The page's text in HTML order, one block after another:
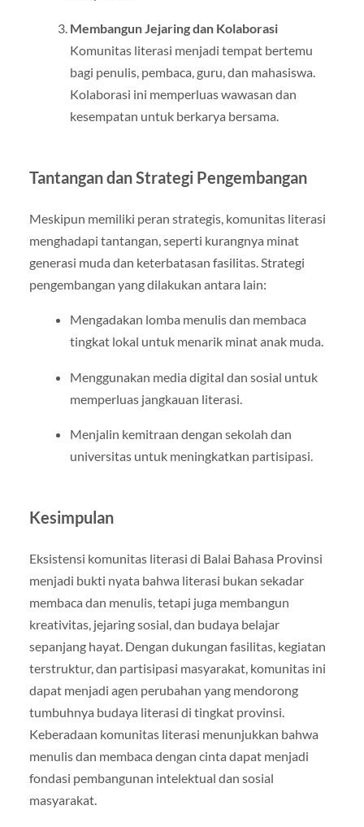
Membangun Jejaring dan Kolaborasi
Komunitas literasi menjadi tempat bertemu
bagi penulis, pembaca, guru, dan mahasiswa.
Kolaborasi ini memperluas wawasan dan
kesempatan untuk berkarya bersama.
Tantangan dan Strategi Pengembangan
Meskipun memiliki peran strategis, komunitas literasi
menghadapi tantangan, seperti kurangnya minat
generasi muda dan keterbatasan fasilitas. Strategi
pengembangan yang dilakukan antara lain:
Mengadakan lomba menulis dan membaca
tingkat lokal untuk menarik minat anak muda.
Menggunakan media digital dan sosial untuk
memperluas jangkauan literasi.
Menjalin kemitraan dengan sekolah dan
universitas untuk meningkatkan partisipasi.
Kesimpulan
Eksistensi komunitas literasi di Balai Bahasa Provinsi
menjadi bukti nyata bahwa literasi bukan sekadar
membaca dan menulis, tetapi juga membangun
kreativitas, jejaring sosial, dan budaya belajar
sepanjang hayat. Dengan dukungan fasilitas, kegiatan
terstruktur, dan partisipasi masyarakat, komunitas ini
dapat menjadi agen perubahan yang mendorong
tumbuhnya budaya literasi di tingkat provinsi.
Keberadaan komunitas literasi menunjukkan bahwa
menulis dan membaca dengan cinta dapat menjadi
fondasi pembangunan intelektual dan sosial
masyarakat.